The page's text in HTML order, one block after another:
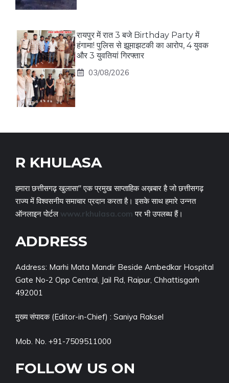
रायपुर में रात 3 बजे Birthday Party में
हंगामा! पुलिस से झूमाझटकी का आरोप, 4 युवक
और 3 युवतियां गिरफ्तार
03/08/2026
R KHULASA
हमारा छत्तीसगढ़ खुलासा" एक प्रमुख साप्ताहिक अख़बार है जो छत्तीसगढ़
राज्य में विश्वसनीय समाचार प्रदान करता है। इसके साथ हमारे उन्नत
ऑनलाइन पोर्टल www.rkhulasa.com पर भी उपलब्ध हैं।
ADDRESS
Address: Marhi Mata Mandir Beside Ambedkar Hospital
Gate No-2 Opp Central, Jail Rd, Raipur, Chhattisgarh
492001
मुख्य संपादक (Editor-in-Chief) : Saniya Raksel
Mob. No. +91-7509511000
FOLLOW US ON